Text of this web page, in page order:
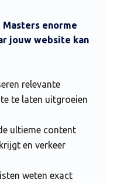
Masters enorme
jouw website kan
relevante
te laten uitgroeien
ultieme content
en verkeer
weten exact